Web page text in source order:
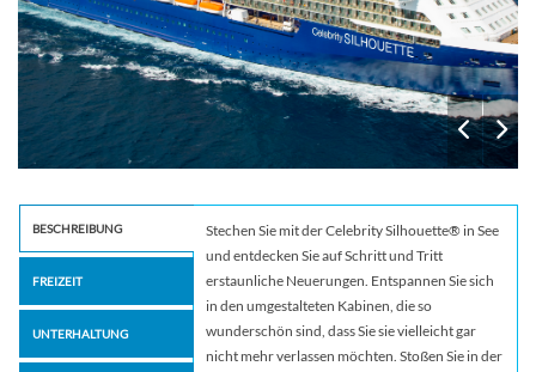
BESCHREIBUNG
FREIZEIT
UNTERHALTUNG
Stechen Sie mit der Celebrity Silhouette® in See
und entdecken Sie auf Schritt und Tritt
erstaunliche Neuerungen. Entspannen Sie sich
in den umgestalteten Kabinen, die so
wunderschön sind, dass Sie sie vielleicht gar
nicht mehr verlassen möchten. Stoßen Sie in der